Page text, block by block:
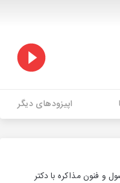
اپیزودهای دیگر
فنون مذاکره با دکتر